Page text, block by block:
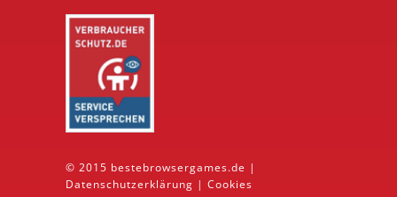
© 2015 bestebrowsergames.de |
Datenschutzerklärung | Cookies